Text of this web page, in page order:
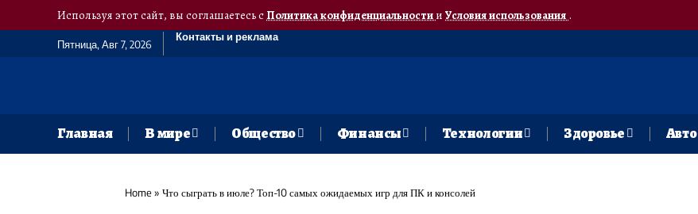
Используя этот сайт, вы соглашаетесь сПолитика конфиденциальностии Условия использования.
Пятница, Авг 7, 2026
Контакты и реклама
Главная В мире Общество Финансы Технологии Здоровье Авто
Home» Что сыграть в июле? Топ-10 самых ожидаемых игр для ПК и консолей